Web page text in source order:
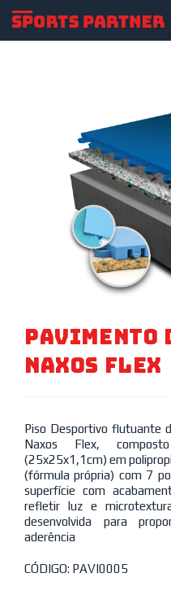
Pavimento
Naxos Flex
Piso Desportivo flutuante
Naxos Flex,
(25x25x1,1cm) em
(fórmula própria) com 7
superfície com
refletir luz e
desenvolvida para
aderência
CÓDIGO: PAVI0005